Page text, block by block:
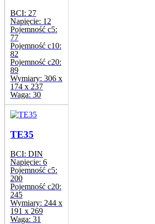
BCI: 27
Napięcie: 12
Pojemność c5:
77
Pojemność c10:
82
Pojemność c20:
89
Wymiary: 306 x
174 x 237
Waga: 30
TE35
BCI: DIN
Napięcie: 6
Pojemność c5:
200
Pojemność c20:
245
Wymiary: 244 x
191 x 269
Waga: 31